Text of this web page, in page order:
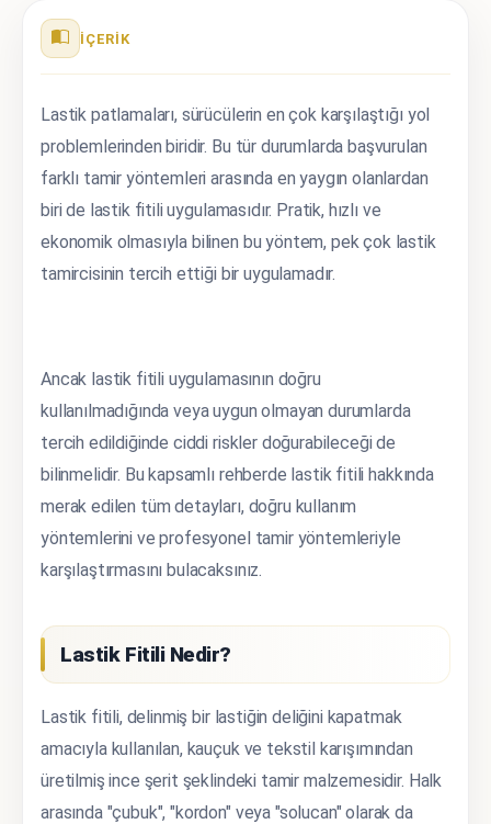
İÇERIK
Lastik patlamaları, sürücülerin en çok karşılaştığı yol
problemlerinden biridir. Bu tür durumlarda başvurulan
farklı tamir yöntemleri arasında en yaygın olanlardan
biri de lastik fitili uygulamasıdır. Pratik, hızlı ve
ekonomik olmasıyla bilinen bu yöntem, pek çok lastik
tamircisinin tercih ettiği bir uygulamadır.
Ancak lastik fitili uygulamasının doğru
kullanılmadığında veya uygun olmayan durumlarda
tercih edildiğinde ciddi riskler doğurabileceği de
bilinmelidir. Bu kapsamlı rehberde lastik fitili hakkında
merak edilen tüm detayları, doğru kullanım
yöntemlerini ve profesyonel tamir yöntemleriyle
karşılaştırmasını bulacaksınız.
Lastik Fitili Nedir?
Lastik fitili, delinmiş bir lastiğin deliğini kapatmak
amacıyla kullanılan, kauçuk ve tekstil karışımından
üretilmiş ince şerit şeklindeki tamir malzemesidir. Halk
arasında "çubuk", "kordon" veya "solucan" olarak da